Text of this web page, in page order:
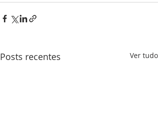
Posts recentes Ver tudo